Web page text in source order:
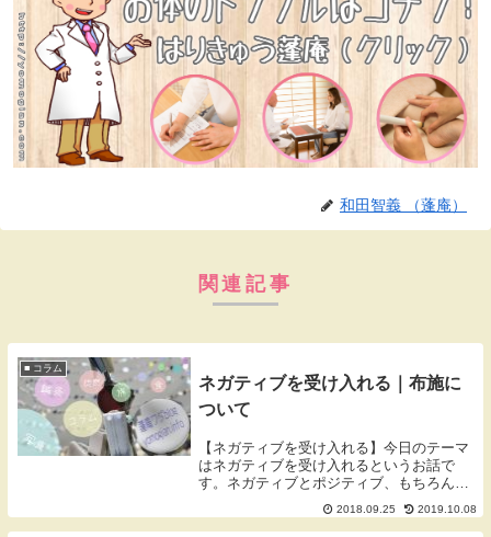
和田智義 （蓬庵）
関連記事
■ コラム
ネガティブを受け入れる｜布施に
ついて
【ネガティブを受け入れる】今日のテーマ
はネガティブを受け入れるというお話で
す。ネガティブとポジティブ、もちろんポ
ジティブな思考をできる方がよいのです
が、その土台にはネガティブな思考がある
2018.09.25 2019.10.08